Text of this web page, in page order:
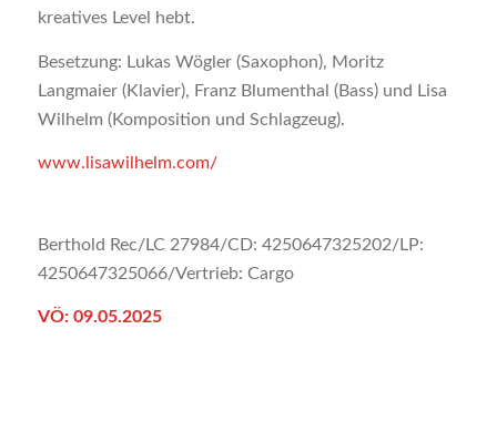
kreatives Level hebt.
Besetzung: Lukas Wögler (Saxophon), Moritz
Langmaier (Klavier), Franz Blumenthal (Bass) und Lisa
Wilhelm (Komposition und Schlagzeug).
www.lisawilhelm.com/
Berthold Rec/LC 27984/CD: 4250647325202/LP:
4250647325066/Vertrieb: Cargo
VÖ: 09.05.2025